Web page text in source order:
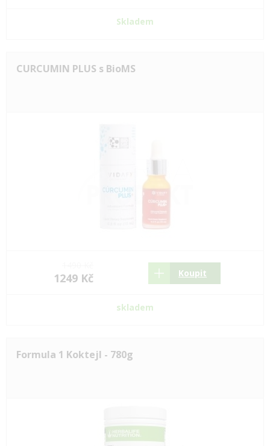
Skladem
CURCUMIN PLUS s BioMS
1249 Kč Koupit
skladem
Formula 1 Koktejl - 780g